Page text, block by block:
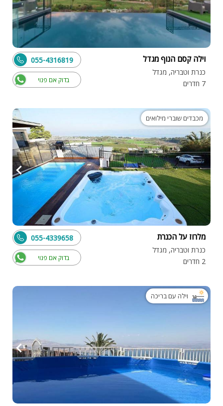
וילה קסם הנוף מגדל
כנרת וטבריה, מגדל
7 חדרים
בדוק אם פנוי
055-4316819
מכבדים שוברי מילואים
מלרוז על הכנרת
כנרת וטבריה, מגדל
2 חדרים
בדוק אם פנוי
055-4339658
וילה עם בריכה